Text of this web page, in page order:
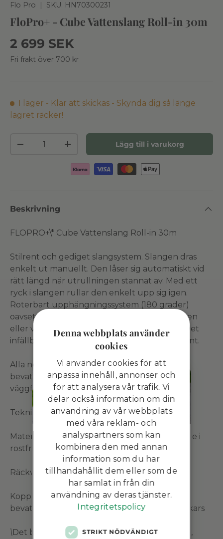
Flo Pro | SKU: HN70300231
FloPro+ - Cube Vattenslang Roll-in 30m
Ordinarie pris
2 699 SEK
Fri frakt över 700 kr
I lager - Klar att skickas - Skynda dig så länge
lagret räcker!
Minska antalÖka antal Lägg till i varukorg
Beskrivning
FLOPRO+\* Cube Vattenslang Roll-in 30m
Stilrent och gediget slangsystem. Slangen dras
enkelt ut manuellt. Den låser sig automatiskt vid
rätt längd när utrullningen stannat av. Med ett
ryck i slangen rullar den enkelt upp sig igen.
Roterbart upphängningssystem (180 grader)
oavsett om man väljer att ställa den på marken
eller vid upphängning på vägg eller stolpe. Det
infällbara handtaget gör den lätt att flytta runt.
Alla nödvändiga kopplingsdelar,
bevattningsmunstycke samt mark- och
väggfästen medföljer.
Teknisk specifikation:
Material: Högkvalitativ plast, UV-skyddad. Rulle i
rostfritt stål
Räckvidd: 30 meter, 1/2"
Kopplingsmöjligheter: Passar med andra
bevattningsmärken som tex Gardena och Fiskars
\Det brittiska märket FloPro består av stilrena,
Denna webbplats använder
cookies
Vi använder cookies för att
anpassa innehåll, annonser och
för att analysera vår trafik. Vi
delar också information om din
användning av vår webbplats
med våra reklam- och
analyspartners som kan
kombinera den med annan
information som du har
tillhandahållit dem eller som de
har samlat in från din
användning av deras tjänster.
Integritetspolicy
STRIKT NÖDVÄNDIGT
Registrera dig för vårt
nyhetsbrev och få 10% på
ditt nästa köp!
Nyhetsbrevet ger dig erbjudanden,
nyheter och inspiration varje vecka!
Namn